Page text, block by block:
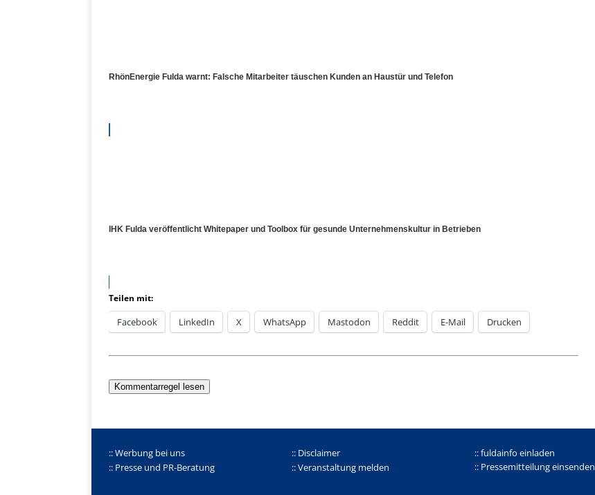
RhönEnergie Fulda warnt: Falsche Mitarbeiter täuschen Kunden an Haustür und Telefon
IHK Fulda veröffentlicht Whitepaper und Toolbox für gesunde Unternehmenskultur in Betrieben
Teilen mit:
Facebook LinkedIn X WhatsApp Mastodon Reddit E-Mail Drucken
Kommentarregel lesen
:: Werbung bei uns
:: Presse und PR-Beratung
:: Disclaimer
:: Veranstaltung melden
:: fuldainfo einladen
:: Pressemitteilung einsenden